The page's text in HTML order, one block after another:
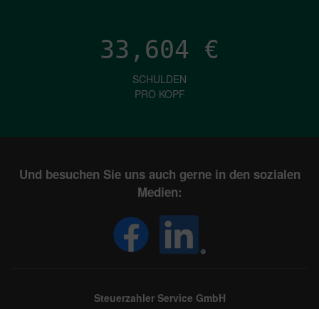
33,604 €
SCHULDEN
PRO KOPF
Und besuchen Sie uns auch gerne in den sozialen
Medien:
Steuerzahler Service GmbH